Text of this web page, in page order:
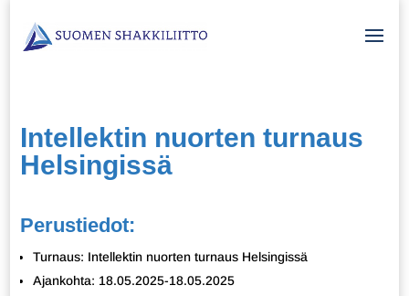
Intellektin nuorten turnaus
Helsingissä
Perustiedot:
Turnaus: Intellektin nuorten turnaus Helsingissä
Ajankohta: 18.05.2025-18.05.2025